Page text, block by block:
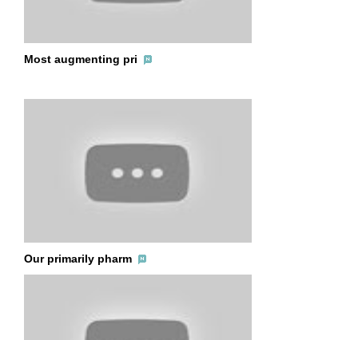
Most augmenting pri
Our primarily pharm